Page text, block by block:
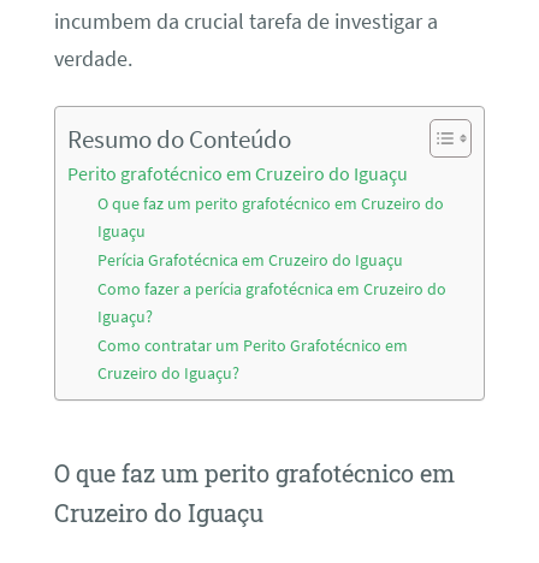
incumbem da crucial tarefa de investigar a
verdade.
Resumo do Conteúdo
Perito grafotécnico em Cruzeiro do Iguaçu
O que faz um perito grafotécnico em Cruzeiro do
Iguaçu
Perícia Grafotécnica em Cruzeiro do Iguaçu
Como fazer a perícia grafotécnica em Cruzeiro do
Iguaçu?
Como contratar um Perito Grafotécnico em
Cruzeiro do Iguaçu?
O que faz um perito grafotécnico em
Cruzeiro do Iguaçu